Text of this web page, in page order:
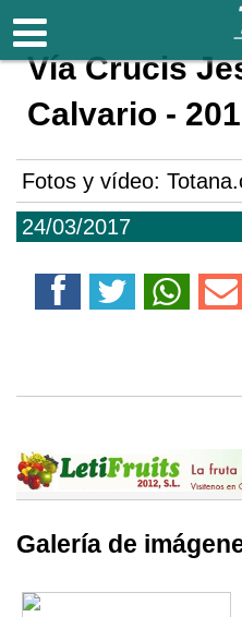
Totana.com
24/03/2017
Vía Crucis
Calvario -
Fotos y vídeo:
Galería de